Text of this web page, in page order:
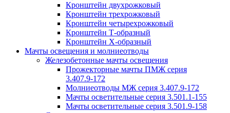
Кронштейн двухрожковый
Кронштейн трехрожковый
Кронштейн четырехрожковый
Кронштейн Т-образный
Кронштейн Х-образный
Мачты освещения и молниеотводы
Железобетонные мачты освещения
Прожекторные мачты ПМЖ серия
3.407.9-172
Молниеотводы МЖ серия 3.407.9-172
Мачты осветительные серия 3.501.1-155
Мачты осветительные серия 3.501.9-158